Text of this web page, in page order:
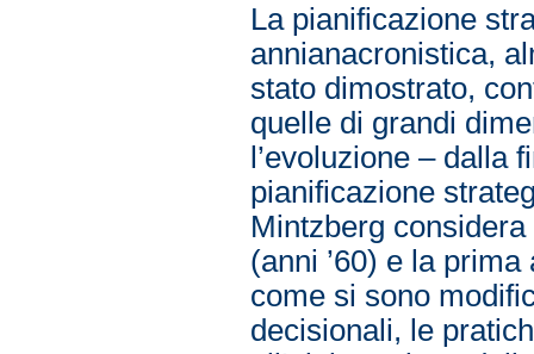
La pianificazione
annianacronistica,
stato dimostrato,
quelle di grandi
l’evoluzione – dalla
pianificazione
Mintzberg
(anni ’60) e la
come si sono
decisionali, le